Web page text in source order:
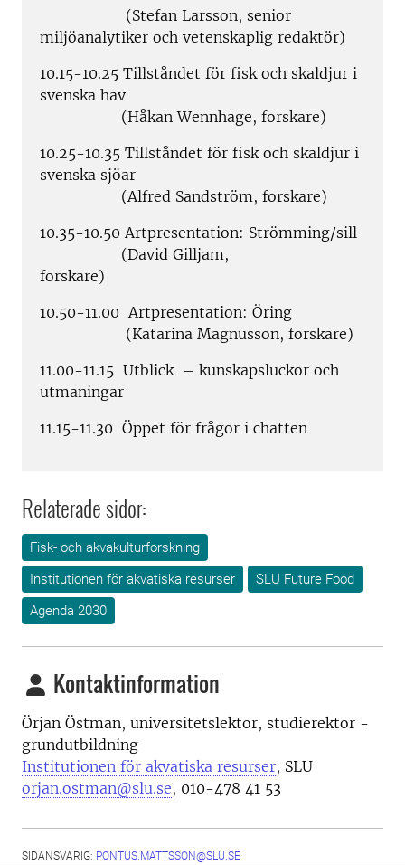
(Stefan Larsson, senior
miljöanalytiker och vetenskaplig redaktör)
10.15-10.25 Tillståndet för fisk och skaldjur i
svenska hav
(Håkan Wennhage, forskare)
10.25-10.35 Tillståndet för fisk och skaldjur i
svenska sjöar
(Alfred Sandström, forskare)
10.35-10.50 Artpresentation: Strömming/sill
(David Gilljam,
forskare)
10.50-11.00 Artpresentation: Öring
(Katarina Magnusson, forskare)
11.00-11.15 Utblick – kunskapsluckor och
utmaningar
11.15-11.30 Öppet för frågor i chatten
Relaterade sidor:
Fisk- och akvakulturforskning
Institutionen för akvatiska resurser
SLU Future Food
Agenda 2030
Kontaktinformation
Örjan Östman, universitetslektor, studierektor -
grundutbildning
Institutionen för akvatiska resurser, SLU
orjan.ostman@slu.se, 010-478 41 53
SIDANSVARIG: PONTUS.MATTSSON@SLU.SE